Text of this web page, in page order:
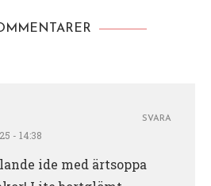
- 14:38
ide med ärtsoppa
SVARA